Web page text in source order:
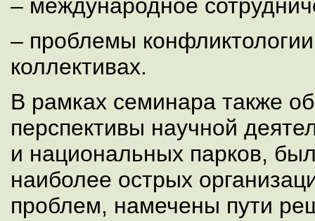
– международное
– проблемы
коллективах.
В рамках семинара также
перспективы научной
и национальных парков,
наиболее острых
проблем, намечены пути